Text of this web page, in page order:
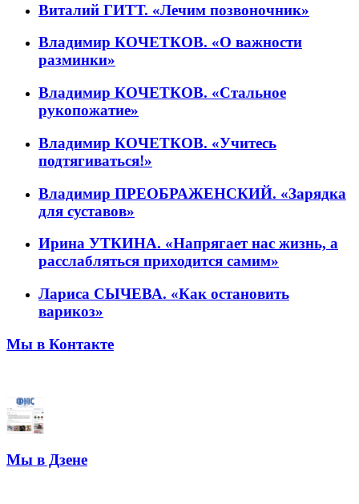
Виталий ГИТТ. «Лечим позвоночник»
Владимир КОЧЕТКОВ. «О важности
разминки»
Владимир КОЧЕТКОВ. «Стальное
рукопожатие»
Владимир КОЧЕТКОВ. «Учитесь
подтягиваться!»
Владимир ПРЕОБРАЖЕНСКИЙ. «Зарядка
для суставов»
Ирина УТКИНА. «Напрягает нас жизнь, а
расслабляться приходится самим»
Лариса СЫЧЕВА. «Как остановить
варикоз»
Мы в Контакте
Мы в Дзене